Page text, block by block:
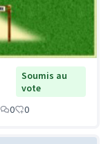
Soumis au
vote
0 0